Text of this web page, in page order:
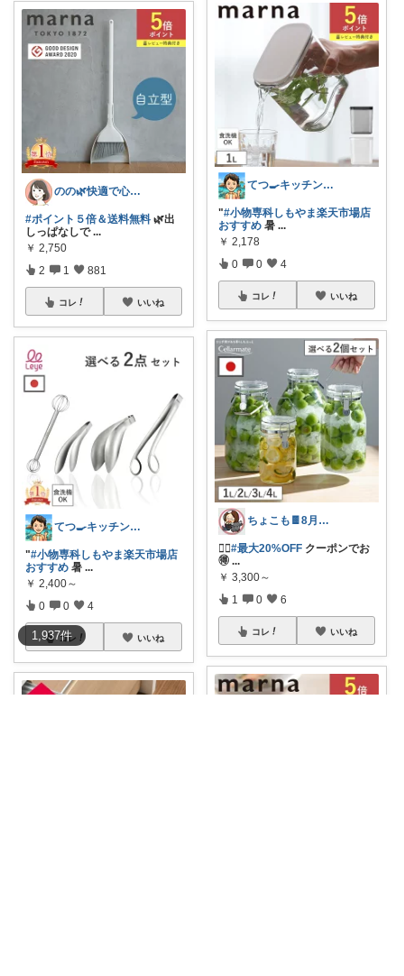
1,937件
のの🌿快適で心地よい暮らし♡
#ポイント５倍＆送料無料 🌿出
しっぱなしで ...
￥ 2,750
2 1 881
コレ いいね
てつ🍳キッチンアイテム｜アイコン変更
"#小物専科しもやま楽天市場店
おすすめ 暑 ...
￥ 2,400～
0 0 4
コレ いいね
てつ🍳キッチンアイテム｜アイコン変更
"#小物専科しもやま楽天市場店
おすすめ 暑 ...
￥ 2,178
0 0 4
コレ いいね
ちょこも🍫8月の推し♡お買物メモ
🏃‍♀️#最大20%OFF クーポンでお
🉐 ...
￥ 3,300～
1 0 6
コレ いいね